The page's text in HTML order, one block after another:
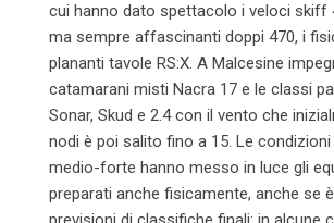
cui hanno dato spettacolo i veloci skiff
ma sempre affascinanti doppi 470, i
plananti tavole RS:X. A Malcesine
catamarani misti Nacra 17 e le classi
Sonar, Skud e 2.4 con il vento che
nodi è poi salito fino a 15. Le
medio-forte hanno messo in luce gli
preparati anche fisicamente, anche se